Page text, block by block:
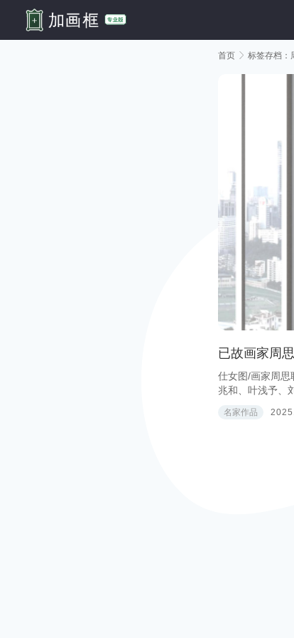
首页  标签存档：
已故画家周
仕女图/画家周思
兆和、叶浅予、
名家作品